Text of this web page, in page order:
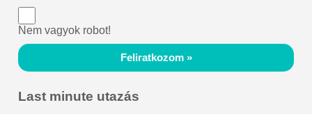
Nem vagyok robot!
Feliratkozom »
Last minute utazás